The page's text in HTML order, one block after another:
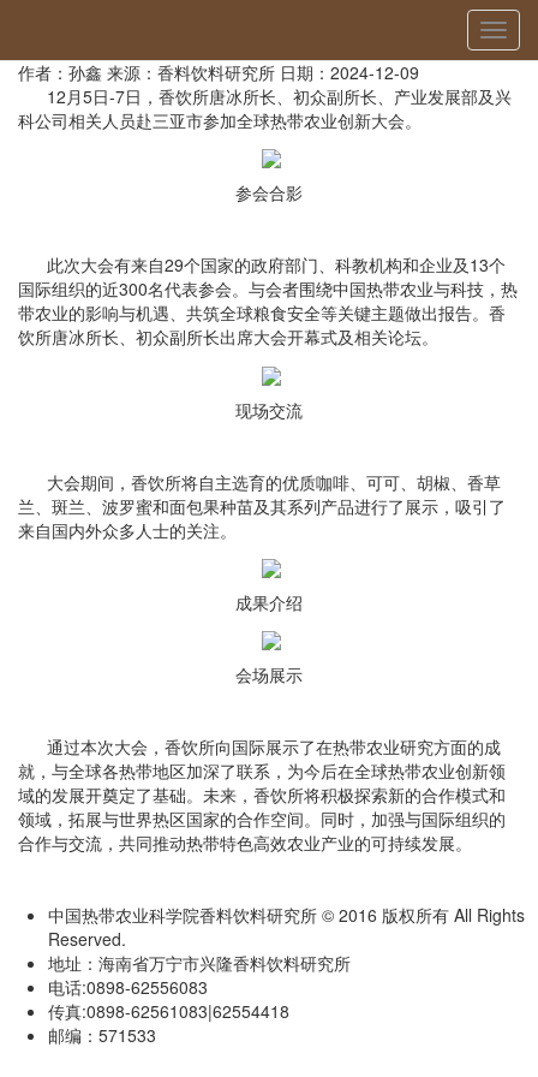
切
换
航
作者：孙鑫 来源：香料饮料研究所 日期：2024-12-09
12月5日-7日，香饮所唐冰所长、初众副所长、产业发展部及兴
科公司相关人员赴三亚市参加全球热带农业创新大会。
参会合影
此次大会有来自29个国家的政府部门、科教机构和企业及13个
国际组织的近300名代表参会。与会者围绕中国热带农业与科技，热
带农业的影响与机遇、共筑全球粮食安全等关键主题做出报告。香
饮所唐冰所长、初众副所长出席大会开幕式及相关论坛。
现场交流
大会期间，香饮所将自主选育的优质咖啡、可可、胡椒、香草
兰、斑兰、波罗蜜和面包果种苗及其系列产品进行了展示，吸引了
来自国内外众多人士的关注。
成果介绍
会场展示
通过本次大会，香饮所向国际展示了在热带农业研究方面的成
就，与全球各热带地区加深了联系，为今后在全球热带农业创新领
域的发展开奠定了基础。未来，香饮所将积极探索新的合作模式和
领域，拓展与世界热区国家的合作空间。同时，加强与国际组织的
合作与交流，共同推动热带特色高效农业产业的可持续发展。
中国热带农业科学院香料饮料研究所 © 2016 版权所有 All Rights
Reserved.
地址：海南省万宁市兴隆香料饮料研究所
电话:0898-62556083
传真:0898-62561083|62554418
邮编：571533